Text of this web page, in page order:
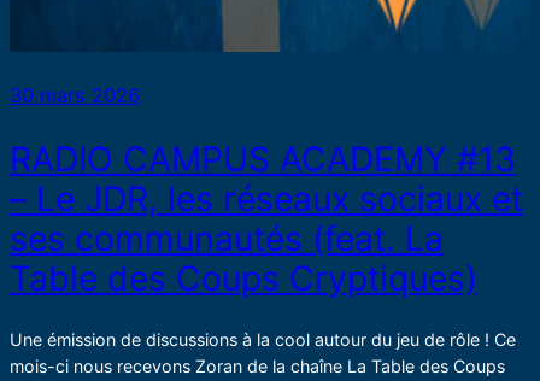
30 mars 2026
RADIO CAMPUS ACADEMY #13
– Le JDR, les réseaux sociaux et
ses communautés (feat. La
Table des Coups Cryptiques)
Une émission de discussions à la cool autour du jeu de rôle ! Ce
mois-ci nous recevons Zoran de la chaîne La Table des Coups